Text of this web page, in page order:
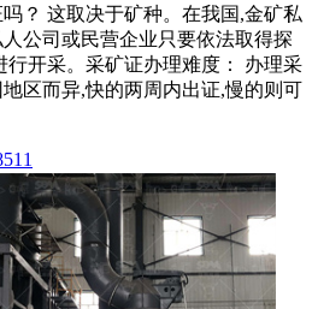
？ 这取决于矿种。在我国,金矿私
公司或民营企业只要依法取得探
行开采。采矿证办理难度： 办理采
区而异,快的两周内出证,慢的则可